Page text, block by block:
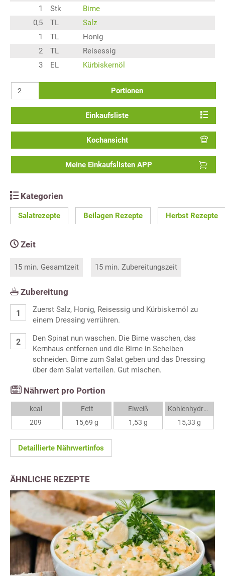
1
Stk
Birne
0,5
TL
Salz
1
TL
Honig
2
TL
Reisessig
3
EL Kürbiskernöl
Portionen
Einkaufsliste
Kochansicht
Meine Einkaufslisten APP
Kategorien
Salatrezepte Beilagen Rezepte Herbst Rezepte
Zeit
15 min. Gesamtzeit 15 min. Zubereitungszeit
Zubereitung
Zuerst Salz, Honig, Reisessig und Kürbiskernöl zu
einem Dressing verrühren.
Den Spinat nun waschen. Die Birne waschen, das
Kernhaus entfernen und die Birne in Scheiben
schneiden. Birne zum Salat geben und das Dressing
über dem Salat verteilen. Gut mischen.
Nährwert pro Portion
kcal
209
Fett
15,69 g
Eiweiß
1,53 g
Kohlenhydrate
15,33 g
Detaillierte Nährwertinfos
ÄHNLICHE REZEPTE